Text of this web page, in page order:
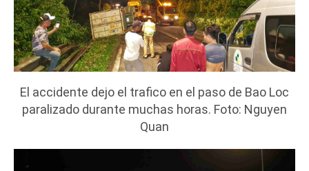
El accidente dejo el trafico en el paso de Bao Loc
paralizado durante muchas horas. Foto: Nguyen
Quan